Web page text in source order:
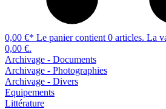
0,00 €* Le panier contient 0 articles. La
0,00 €.
Archivage - Documents
Archivage - Photographies
Archivage - Divers
Equipements
Littérature